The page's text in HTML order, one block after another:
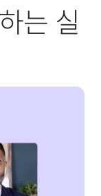
는 실